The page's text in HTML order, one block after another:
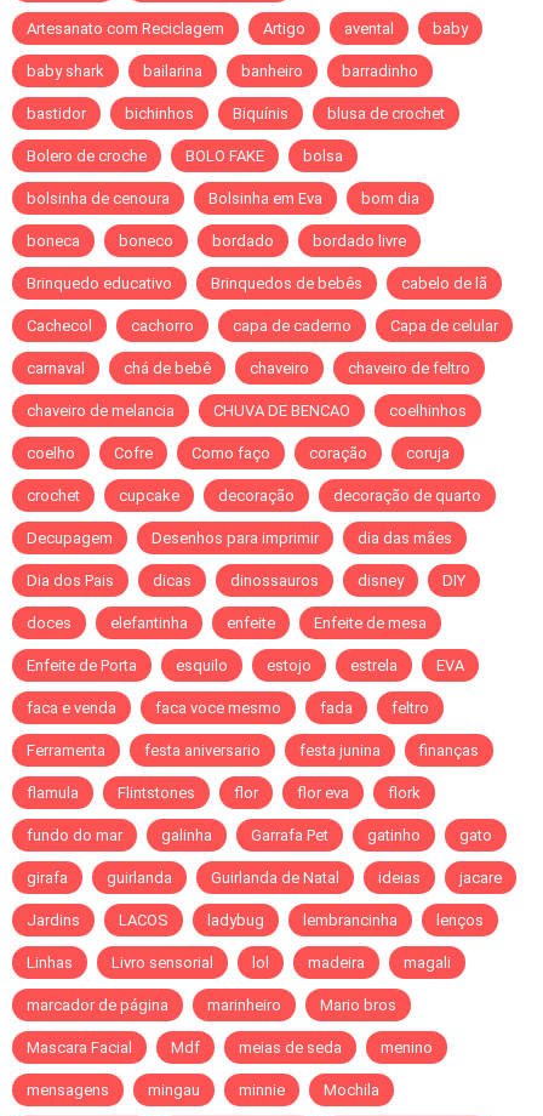
Artesanato com Reciclagem Artigo avental baby
baby shark bailarina banheiro barradinho
bastidor bichinhos Biquínis blusa de crochet
Bolero de croche BOLO FAKE bolsa
bolsinha de cenoura Bolsinha em Eva bom dia
boneca boneco bordado bordado livre
Brinquedo educativo Brinquedos de bebês cabelo de lã
Cachecol cachorro capa de caderno Capa de celular
carnaval chá de bebê chaveiro chaveiro de feltro
chaveiro de melancia CHUVA DE BENCAO coelhinhos
coelho Cofre Como faço coração coruja
crochet cupcake decoração decoração de quarto
Decupagem Desenhos para imprimir dia das mães
Dia dos Pais dicas dinossauros disney DIY
doces elefantinha enfeite Enfeite de mesa
Enfeite de Porta esquilo estojo estrela EVA
faca e venda faca voce mesmo fada feltro
Ferramenta festa aniversario festa junina finanças
flamula Flintstones flor flor eva flork
fundo do mar galinha Garrafa Pet gatinho gato
girafa guirlanda Guirlanda de Natal ideias jacare
Jardins LACOS ladybug lembrancinha lenços
Linhas Livro sensorial lol madeira magali
marcador de página marinheiro Mario bros
Mascara Facial Mdf meias de seda menino
mensagens mingau minnie Mochila